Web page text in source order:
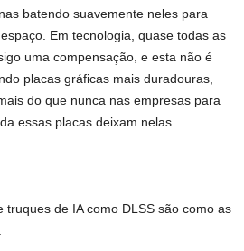
batendo suavemente neles para
Em tecnologia, quase todas as
uma compensação, e esta não é
placas gráficas mais duradouras,
do que nunca nas empresas para
essas placas deixam nelas.
truques de IA como DLSS são como as